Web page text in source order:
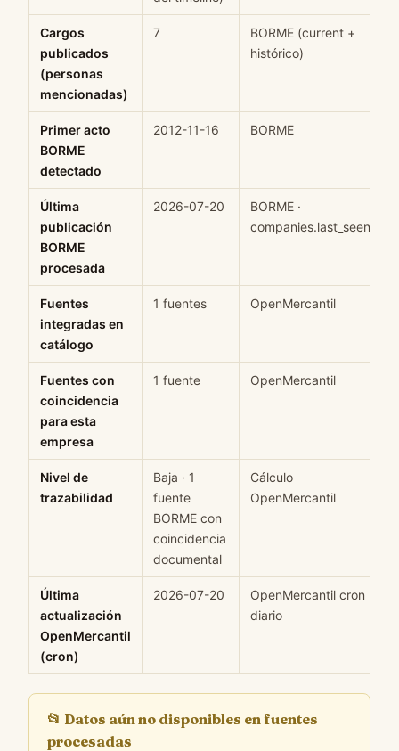
Cargos
publicados
(personas
mencionadas)
7
BORME (current +
histórico)
Primer acto
BORME
detectado
2012-11-16 BORME
Última
publicación
BORME
procesada
2026-07-20
BORME ·
companies.last_seen
Fuentes
integradas en
catálogo
1 fuentes OpenMercantil
Fuentes con
coincidencia
para esta
empresa
1 fuente OpenMercantil
Nivel de
trazabilidad
Baja · 1
fuente
BORME con
coincidencia
documental
Cálculo
OpenMercantil
Última
actualización
OpenMercantil
(cron)
2026-07-20
OpenMercantil cron
diario
📂 Datos aún no disponibles en fuentes
procesadas